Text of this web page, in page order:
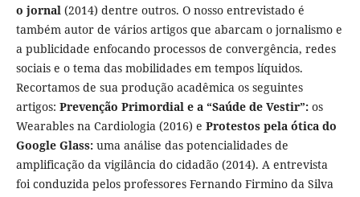
o jornal(2014) dentre outros. O nosso entrevistado é
também autor de vários artigos que abarcam o jornalismo e
a publicidade enfocando processos de convergência, redes
sociais e o tema das mobilidades em tempos líquidos.
Recortamos de sua produção acadêmica os seguintes
artigos: Prevenção Primordial e a “Saúde de Vestir”: os
Wearables na Cardiologia (2016) e Protestos pela ótica do
Google Glass: uma análise das potencialidades de
amplificação da vigilância do cidadão (2014). A entrevista
foi conduzida pelos professores Fernando Firmino da Silva